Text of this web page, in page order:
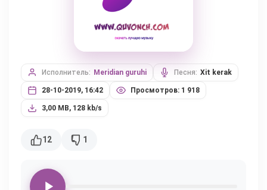
Исполнитель: Meridian guruhi Песня: Xit kerak
28-10-2019, 16:42 Просмотров: 1 918
3,00 MB, 128 kb/s
12 1